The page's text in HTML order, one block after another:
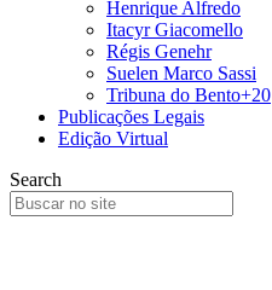
Henrique Alfredo
Itacyr Giacomello
Régis Genehr
Suelen Marco Sassi
Tribuna do Bento+20
Publicações Legais
Edição Virtual
Search